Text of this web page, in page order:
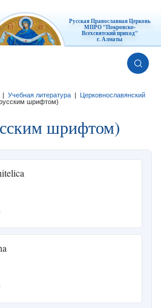
Русская Православная Церковь
МПРО "Покровско-
Всехсвятский приход"
г. Алматы
Учебная литература
Церковнославянский
шрифтом)
шрифтом)